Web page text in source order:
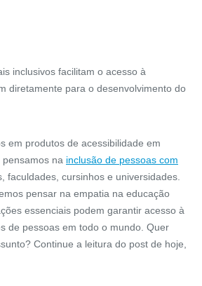
inclusivos facilitam o acesso à
diretamente para o desenvolvimento do
em produtos de acessibilidade em
na inclusão de pessoas com
faculdades, cursinhos e universidades.
pensar na empatia na educação
essenciais podem garantir acesso à
de pessoas em todo o mundo. Quer
Continue a leitura do post de hoje,